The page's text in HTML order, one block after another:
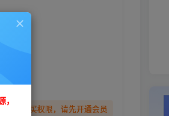
暂无购买权限，请先开通会员